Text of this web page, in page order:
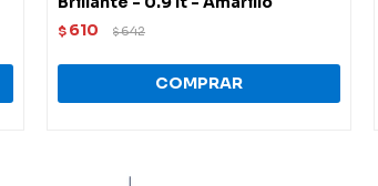
$ 610 $642